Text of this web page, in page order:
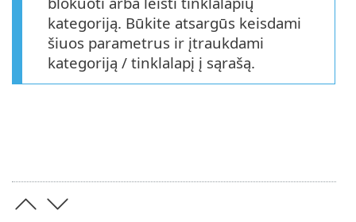
kategoriją. Būkite atsargūs keisdami
šiuos parametrus ir įtraukdami
kategoriją / tinklalapį į sąrašą.